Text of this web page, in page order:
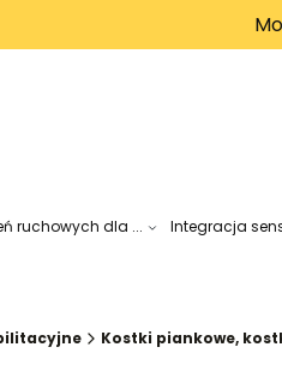
ruchowych dla ... Integracja
Kostki piankowe,